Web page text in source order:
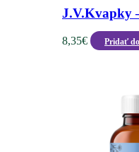
J.V.Kvapky
8,35€ Pridať